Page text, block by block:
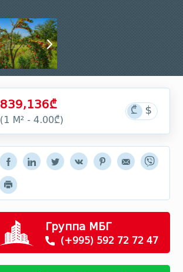
839,136₾
(1 М² - 4.00₾)
Группа МБГ
(+995) 592 72 72 47